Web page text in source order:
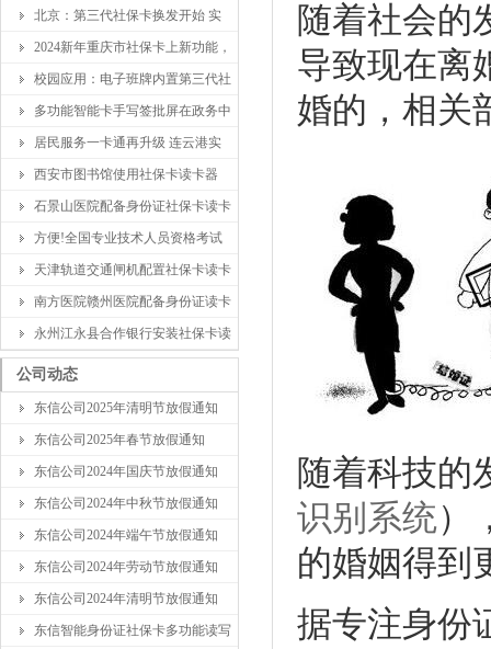
北京：第三代社保卡换发开始 实
2024新年重庆市社保卡上新功能，
校园应用：电子班牌内置第三代社
多功能智能卡手写签批屏在政务中
居民服务一卡通再升级 连云港实
西安市图书馆使用社保卡读卡器
石景山医院配备身份证社保卡读卡
方便!全国专业技术人员资格考试
天津轨道交通闸机配置社保卡读卡
南方医院赣州医院配备身份证读卡
永州江永县合作银行安装社保卡读
公司动态
东信公司2025年清明节放假通知
东信公司2025年春节放假通知
东信公司2024年国庆节放假通知
东信公司2024年中秋节放假通知
东信公司2024年端午节放假通知
东信公司2024年劳动节放假通知
东信公司2024年清明节放假通知
东信智能身份证社保卡多功能读写
随着社会的
导致现在离
婚的，相关
随着科技的
识别系统）
的婚姻得到
据专注身份